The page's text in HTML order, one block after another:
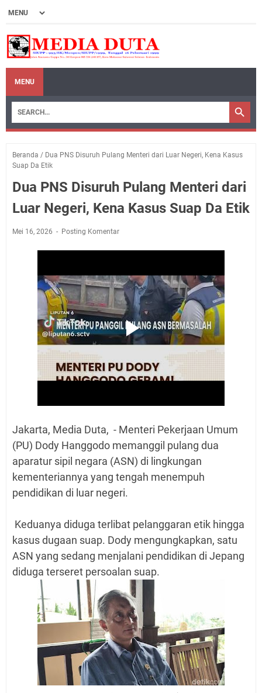
MENU
Beranda / Dua PNS Disuruh Pulang Menteri dari Luar Negeri, Kena Kasus
Suap Da Etik
Dua PNS Disuruh Pulang Menteri dari
Luar Negeri, Kena Kasus Suap Da Etik
Mei 16, 2026 Posting Komentar
Jakarta, Media Duta, - Menteri Pekerjaan Umum
(PU) Dody Hanggodo memanggil pulang dua
aparatur sipil negara (ASN) di lingkungan
kementeriannya yang tengah menempuh
pendidikan di luar negeri.
Keduanya diduga terlibat pelanggaran etik hingga
kasus dugaan suap. Dody mengungkapkan, satu
ASN yang sedang menjalani pendidikan di Jepang
diduga terseret persoalan suap.